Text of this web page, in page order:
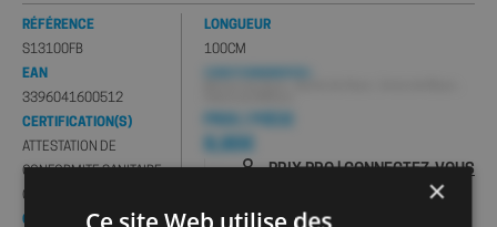
RÉFÉRENCE
S13100FB
EAN
3396041600512
CERTIFICATION(S)
ATTESTATION DE
CONFORMITE SANITAIRE,
CERTIFICATION QB
QUANTITÉ
LONGUEUR
100CM
8,80€
PRIX PRO | CONNECTEZ-VOUS
×
Ce site Web utilise des